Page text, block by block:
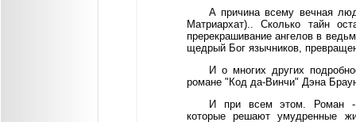
А причина всему вечная
Матриархат).. Сколько тайн
пререкрашивание ангелов в
щедрый Бог язычников,
И о многих других
романе "Код да-Винчи" Дэна
И при всем этом. Роман -
которые решают умудренные